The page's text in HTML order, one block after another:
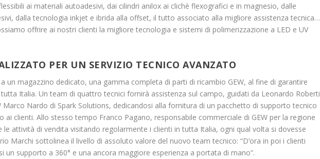
ai materiali autoadesivi, dai cilindri anilox ai clichè flexografici e in magnesio, dalle
dalla tecnologia inkjet e ibrida alla offset, il tutto associato alla migliore assistenza tecnica…
offrire ai nostri clienti la migliore tecnologia e sistemi di polimerizzazione a LED e UV
PER UN SERVIZIO TECNICO AVANZATO
un magazzino dedicato, una gamma completa di parti di ricambio GEW, al fine di garantire
Italia. Un team di quattro tecnici fornirà assistenza sul campo, guidati da Leonardo Roberti
Marco Nardo di Spark Solutions, dedicandosi alla fornitura di un pacchetto di supporto tecnico
ai clienti. Allo stesso tempo Franco Pagano, responsabile commerciale di GEW per la regione
le attività di vendita visitando regolarmente i clienti in tutta Italia, ogni qual volta si dovesse
Marchi sottolinea il livello di assoluto valore del nuovo team tecnico: “D’ora in poi i clienti
un supporto a 360° e una ancora maggiore esperienza a portata di mano”.